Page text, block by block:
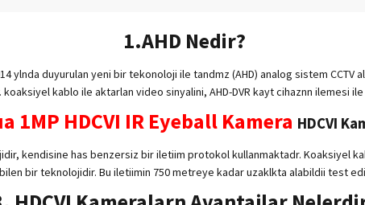
1.AHD Nedir?
ylnda duyurulan yeni bir tekonoloji ile tandmz (AHD) analog sistem
kablo ile aktarlan video sinyalini, AHD-DVR kayt cihaznn ilemesi
1MP HDCVI IR Eyeball Kamera HDCVI
kendisine has benzersiz bir iletiim protokol kullanmaktadr. Koaksiyel
bir teknolojidir. Bu iletiimin 750 metreye kadar uzaklkta alabildii test